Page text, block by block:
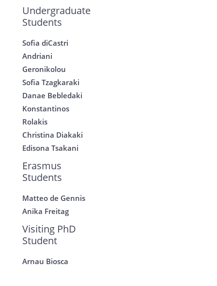
Undergraduate
Students
Sofia diCastri
Andriani
Geronikolou
Sofia Tzagkaraki
Danae Bebledaki
Konstantinos
Rolakis
Christina Diakaki
Edisona Tsakani
Erasmus
Students
Matteo de Gennis
Anika Freitag
Visiting PhD
Student
Arnau Biosca